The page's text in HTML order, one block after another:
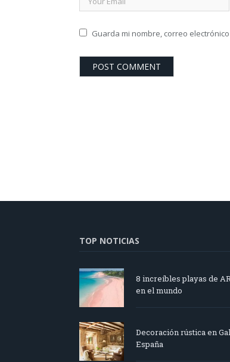
Guarda mi nombre, correo
TOP NOTICIAS
8 increíbles playas de
en el mundo
Decoración rústica en
España